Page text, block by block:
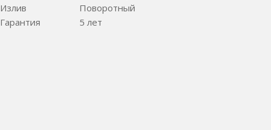
Излив
Поворотный
Гарантия
5 лет